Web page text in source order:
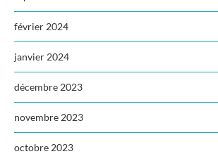
février 2024
janvier 2024
décembre 2023
novembre 2023
octobre 2023